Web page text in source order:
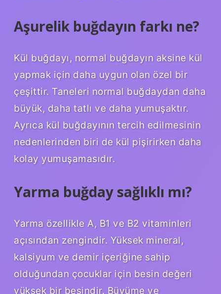
Aşurelik buğdayın farkı ne?
Kül buğdayı, normal buğdayın aksine kül
yapmak için daha uygun olan özel bir
çeşittir. Taneleri normal buğdaydan daha
büyük, daha tatlı ve daha yumuşaktır.
Ayrıca kül buğdayının tercih edilmesinin
nedenlerinden biri de kül pişirirken daha
kolay yumuşamasıdır.
Yarma buğday sağlıklı mı?
Yarma özellikle A, B1 ve B2 vitaminleri
açısından zengindir. Yüksek mineral,
kalsiyum ve demir içeriğine sahip
olduğundan çocuklar için besin değeri
yüksek bir besindir. Büyüme ve